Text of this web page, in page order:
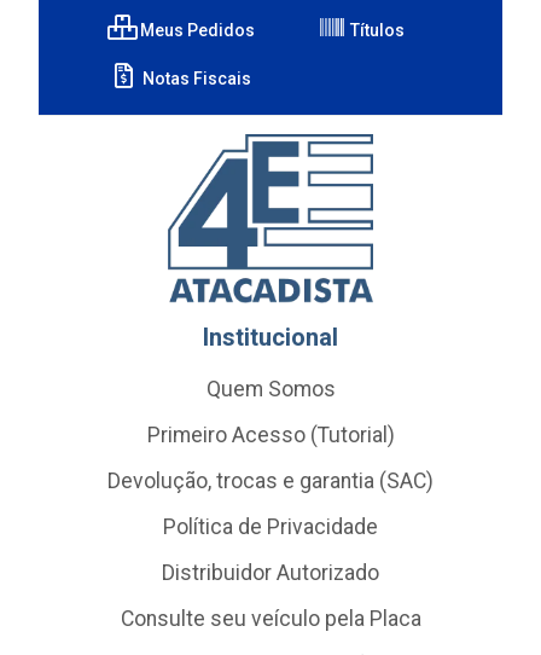
Meus Pedidos Títulos
Notas Fiscais
Institucional
Quem Somos
Primeiro Acesso (Tutorial)
Devolução, trocas e garantia (SAC)
Política de Privacidade
Distribuidor Autorizado
Consulte seu veículo pela Placa